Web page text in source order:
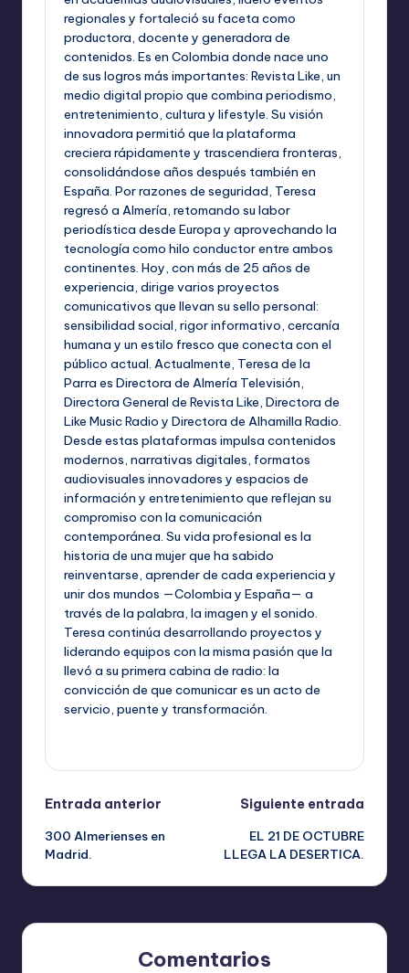
regionales y fortaleció su faceta como
productora, docente y generadora de
contenidos. Es en Colombia donde nace uno
de sus logros más importantes: Revista Like, un
medio digital propio que combina periodismo,
entretenimiento, cultura y lifestyle. Su visión
innovadora permitió que la plataforma
creciera rápidamente y trascendiera fronteras,
consolidándose años después también en
España. Por razones de seguridad, Teresa
regresó a Almería, retomando su labor
periodística desde Europa y aprovechando la
tecnología como hilo conductor entre ambos
continentes. Hoy, con más de 25 años de
experiencia, dirige varios proyectos
comunicativos que llevan su sello personal:
sensibilidad social, rigor informativo, cercanía
humana y un estilo fresco que conecta con el
público actual. Actualmente, Teresa de la
Parra es Directora de Almería Televisión,
Directora General de Revista Like, Directora de
Like Music Radio y Directora de Alhamilla Radio.
Desde estas plataformas impulsa contenidos
modernos, narrativas digitales, formatos
audiovisuales innovadores y espacios de
información y entretenimiento que reflejan su
compromiso con la comunicación
contemporánea. Su vida profesional es la
historia de una mujer que ha sabido
reinventarse, aprender de cada experiencia y
unir dos mundos —Colombia y España— a
través de la palabra, la imagen y el sonido.
Teresa continúa desarrollando proyectos y
liderando equipos con la misma pasión que la
llevó a su primera cabina de radio: la
convicción de que comunicar es un acto de
servicio, puente y transformación.
Navegación
de
entradas
Entrada anterior
300 Almerienses en
Madrid.
Siguiente entrada
EL 21 DE OCTUBRE
LLEGA LA DESERTICA.
Comentarios